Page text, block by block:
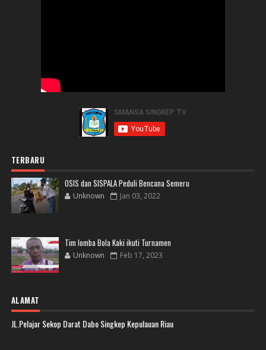
TERBARU
OSIS dan SISPALA Peduli Bencana Semeru
Unknown Jan 03, 2022
Tim lomba Bola Kaki ikuti Turnamen
Unknown Feb 17, 2023
ALAMAT
JL.Pelajar Sekop Darat Dabo Singkep Kepulauan Riau